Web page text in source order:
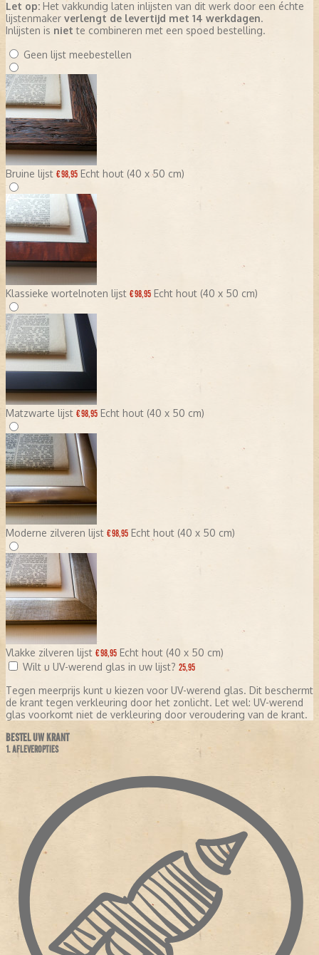
Let op: Het vakkundig laten inlijsten van dit werk door een échte
lijstenmaker verlengt de levertijd met 14 werkdagen.
Inlijsten is niet te combineren met een spoed bestelling.
Geen lijst meebestellen
Bruine lijst € 98,95 Echt hout (40 x 50 cm)
Klassieke wortelnoten lijst € 98,95 Echt hout (40 x 50 cm)
Matzwarte lijst € 98,95 Echt hout (40 x 50 cm)
Moderne zilveren lijst € 98,95 Echt hout (40 x 50 cm)
Vlakke zilveren lijst € 98,95 Echt hout (40 x 50 cm)
Wilt u UV-werend glas in uw lijst? 25,95
Tegen meerprijs kunt u kiezen voor UV-werend glas. Dit beschermt
de krant tegen verkleuring door het zonlicht. Let wel: UV-werend
glas voorkomt niet de verkleuring door veroudering van de krant.
BESTEL UW KRANT
1. AFLEVEROPTIES